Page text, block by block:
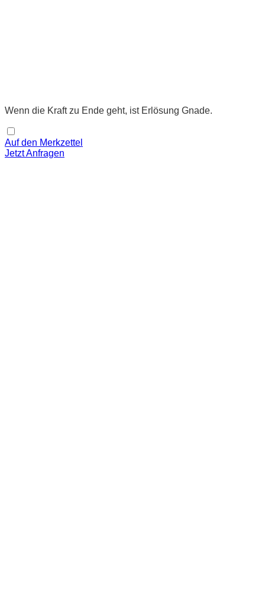
Wenn die Kraft zu Ende geht, ist Erlösung Gnade.
Auf den Merkzettel
Jetzt Anfragen